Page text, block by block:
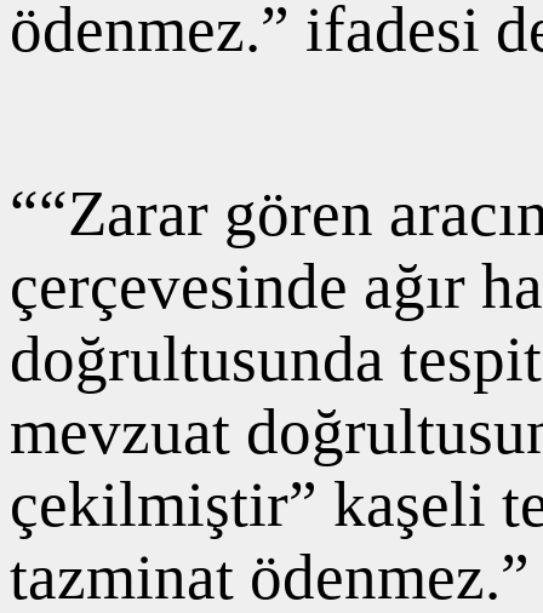
ödenmez.” ifadesi
““Zarar gören
çerçevesinde ağır
doğrultusunda
mevzuat
çekilmiştir” kaşeli
tazminat ödenmez.”